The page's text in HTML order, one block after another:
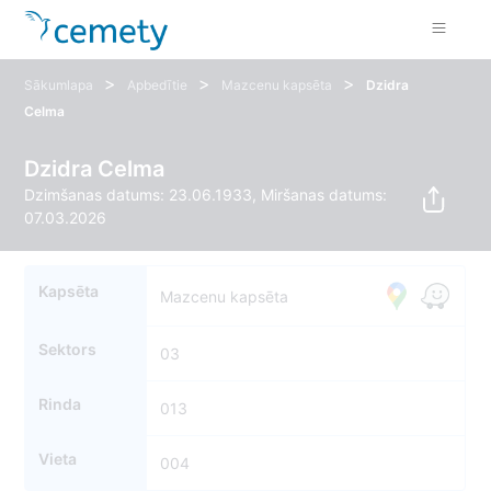
Sākumlapa > Apbedītie > Mazcenu kapsēta >
Dzidra
Celma
Dzidra Celma
Dzimšanas datums: 23.06.1933, Miršanas datums:
07.03.2026
Kapsēta Mazcenu kapsēta
Sektors 03
Rinda 013
Vieta 004